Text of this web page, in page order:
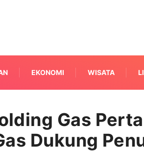
EKONOMI WISATA
Gas
Dukung